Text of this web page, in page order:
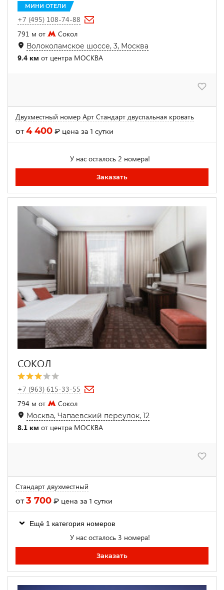
МИНИ ОТЕЛИ
+7 (495) 108-74-88
791 м от
Сокол
Волоколамское шоссе, 3, Москва
9.4 км от центра МОСКВА
Двухместный номер Арт Стандарт двуспальная кровать
от4 400 ₽ цена за 1 сутки
У нас осталось 2 номера!
Заказать
СОКОЛ
+7 (963) 615-33-55
794 м от
Сокол
Москва, Чапаевский переулок, 12
8.1 км от центра МОСКВА
Стандарт двухместный
от3 700 ₽ цена за 1 сутки
Ещё 1 категория номеров
У нас осталось 3 номера!
Заказать